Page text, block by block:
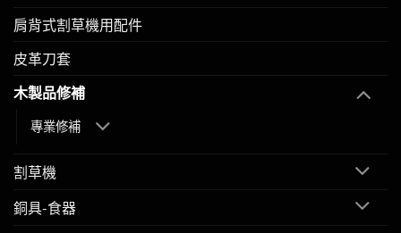
肩背式割草機用配件
皮革刀套
木製品修補
專業修補
割草機
銅具-食器